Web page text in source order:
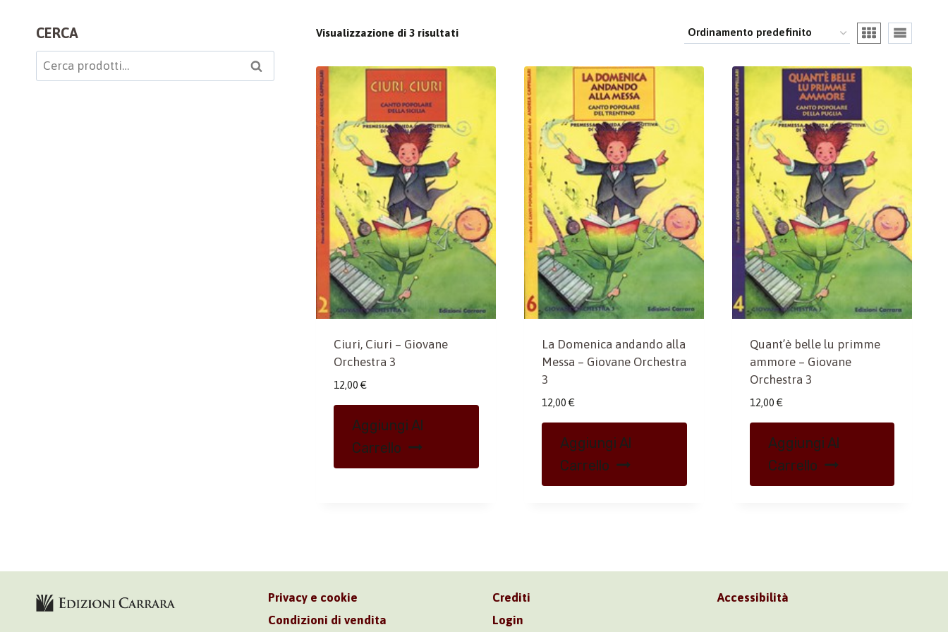
Visualizzazione di 3 risultati
Ciuri, Ciuri – Giovane
Orchestra 3
12,00 €
Aggiungi Al
Carrello
La Domenica andando alla
Messa – Giovane Orchestra
3
12,00 €
Aggiungi Al
Carrello
Quant’è belle lu primme
ammore – Giovane
Orchestra 3
12,00 €
Aggiungi Al
Carrello
CERCA
Cerca: Cerca
Privacy e cookie
Condizioni di vendita
Crediti
Login
Accessibilità